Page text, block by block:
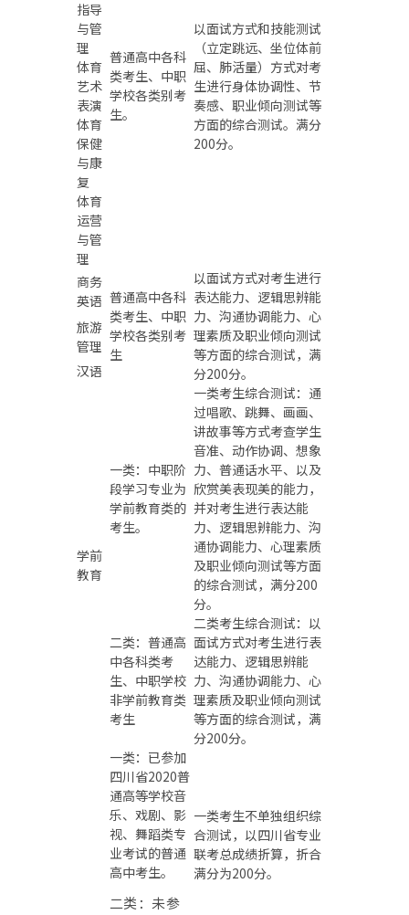
普通高中各科
类考生、中职
学校各类别考
生。
以面试方式和技能测试
（立定跳远、坐位体前
屈、肺活量）方式对考
生进行身体协调性、节
奏感、职业倾向测试等
方面的综合测试。满分
200分。
指导
与管
理
体育
艺术
表演
体育
保健
与康
复
体育
运营
与管
理
商务
英语 普通高中各科
类考生、中职
学校各类别考
生
以面试方式对考生进行
表达能力、逻辑思辨能
力、沟通协调能力、心
理素质及职业倾向测试
等方面的综合测试，满
分200分。
旅游
管理
汉语
学前
教育
一类：中职阶
段学习专业为
学前教育类的
考生。
一类考生综合测试：通
过唱歌、跳舞、画画、
讲故事等方式考查学生
音准、动作协调、想象
力、普通话水平、以及
欣赏美表现美的能力，
并对考生进行表达能
力、逻辑思辨能力、沟
通协调能力、心理素质
及职业倾向测试等方面
的综合测试，满分200
分。
二类：普通高
中各科类考
生、中职学校
非学前教育类
考生
二类考生综合测试：以
面试方式对考生进行表
达能力、逻辑思辨能
力、沟通协调能力、心
理素质及职业倾向测试
等方面的综合测试，满
分200分。
一类：已参加
四川省2020普
通高等学校音
乐、戏剧、影
视、舞蹈类专
业考试的普通
高中考生。
二类：未参
一类考生不单独组织综
合测试，以四川省专业
联考总成绩折算，折合
满分为200分。